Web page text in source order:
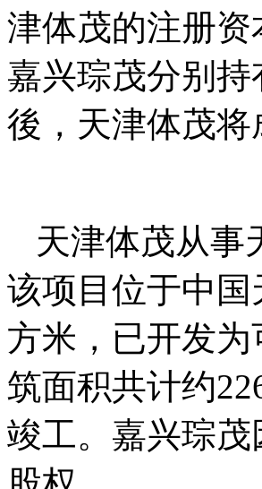
津体茂的注册
嘉兴琮茂分别持
後，天津体茂
天津体茂从事
该项目位于中国
方米，已开发
筑面积共计约
竣工。嘉兴琮